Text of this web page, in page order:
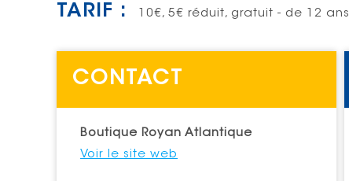
TARIF : 10€, 5€ réduit, gratuit - de 12 ans
CONTACT
Boutique Royan Atlantique
Voir le site web